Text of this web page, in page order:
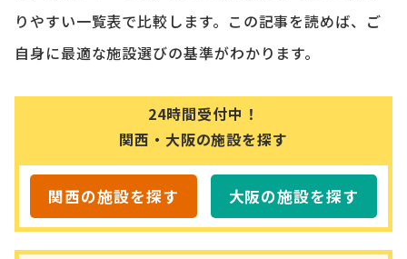
りやすい一覧表で比較します。この記事を読めば、ご
自身に最適な施設選びの基準がわかります。
24時間受付中！
関西・大阪の施設を探す
関西の施設を探す 大阪の施設を探す